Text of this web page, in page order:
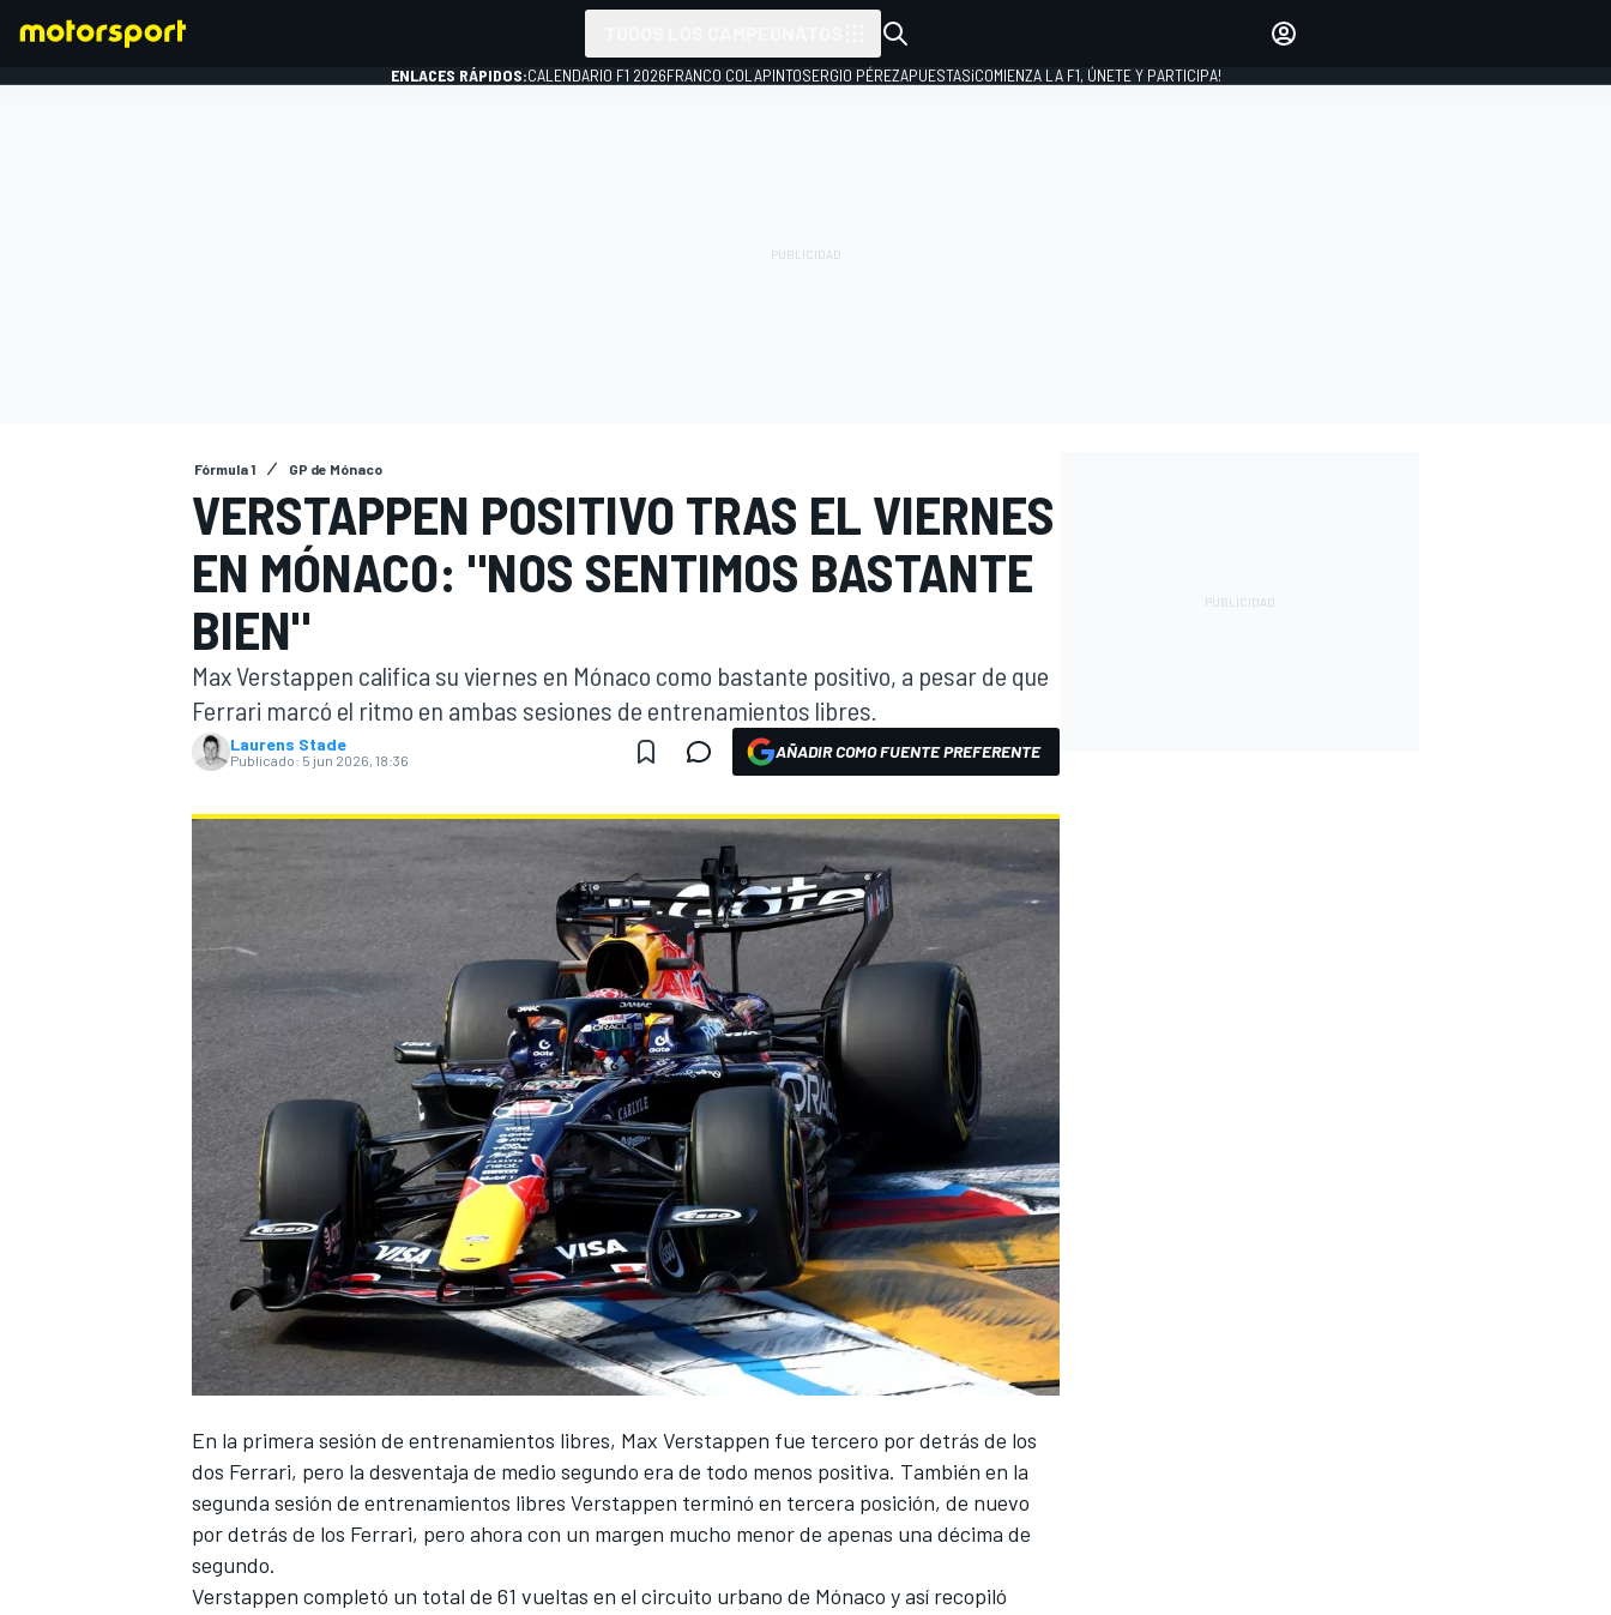
INDYCAR
NASCAR CUP
INICIAR SESIÓN
ENLACES RÁPIDOS:CALENDARIO F1 2026FRANCO COLAPINTOSERGIO PÉREZAPUESTAS¡COMIENZA LA F1, ÚNETE Y PARTICIPA!
Fórmula 1 GP de Mónaco
VERSTAPPEN POSITIVO TRAS EL VIERNES
EN MÓNACO: "NOS SENTIMOS BASTANTE
BIEN"
Max Verstappen califica su viernes en Mónaco como bastante positivo, a pesar de que
Ferrari marcó el ritmo en ambas sesiones de entrenamientos libres.
Laurens Stade
Publicado: 5 jun 2026, 18:36 AÑADIR COMO FUENTE PREFERENTE
En la primera sesión de entrenamientos libres, Max Verstappen fue tercero por detrás de los
dos Ferrari, pero la desventaja de medio segundo era de todo menos positiva. También en la
segunda sesión de entrenamientos libres Verstappen terminó en tercera posición, de nuevo
por detrás de los Ferrari, pero ahora con un margen mucho menor de apenas una décima de
segundo.
Verstappen completó un total de 61 vueltas en el circuito urbano de Mónaco y así recopiló